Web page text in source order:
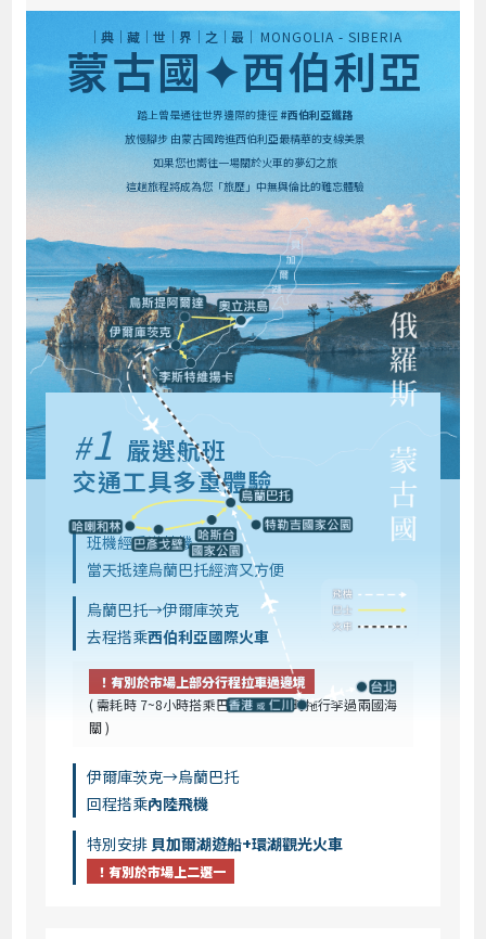
│典│藏│世│界│之│最│ MONGOLIA - SIBERIA
蒙古國✦西伯利亞
踏上曾是通往世界邊際的捷徑 #西伯利亞鐵路
放慢腳步 由蒙古國跨進西伯利亞最精華的支線美景
如果您也嚮往一場關於火車的夢幻之旅
這趟旅程將成為您「旅歷」中無與倫比的難忘體驗
#1 嚴選航班
交通工具多重體驗
班機經香港轉機
當天抵達烏蘭巴托經濟又方便
烏蘭巴托→伊爾庫茨克
去程搭乘西伯利亞國際火車
！有別於市場上部分行程拉車過邊境
( 需耗時 7~8小時搭乘巴士＋3~4小時拖行李過兩國海
關 )
伊爾庫茨克→烏蘭巴托
回程搭乘內陸飛機
特別安排 貝加爾湖遊船+環湖觀光火車
！有別於市場上二選一